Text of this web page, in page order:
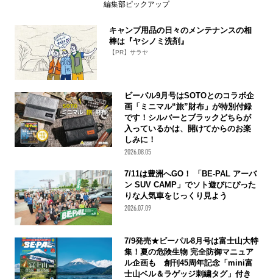
編集部ピックアップ
キャンプ用品の日々のメンテナンスの相
棒は『ヤシノミ洗剤』
【PR】サラヤ
ビーパル9月号はSOTOとのコラボ企
画「ミニマル“旅”財布」が特別付録
です！シルバーとブラックどちらが
入っているかは、開けてからのお楽
しみに！
2026.08.05
7/11は豊洲へGO！ 「BE-PAL アーバ
ン SUV CAMP」でソト遊びにぴった
りな人気車をじっくり見よう
2026.07.09
7/9発売★ビーパル8月号は富士山大特
集！夏の危険生物 完全防御マニュア
ル企画も 創刊45周年記念「mini富
士山ベル＆ラゲッジ刺繍タグ」付き